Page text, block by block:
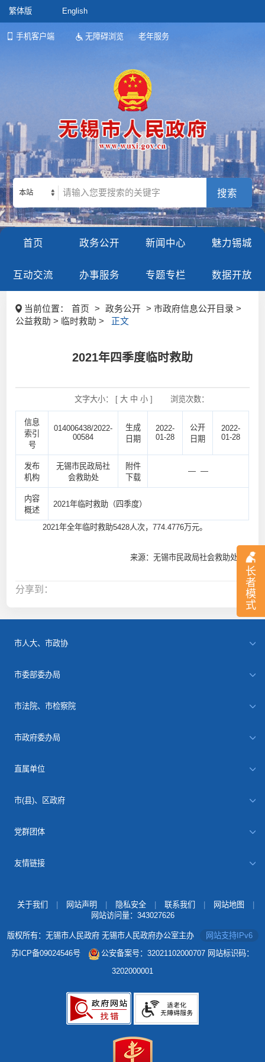
繁体版 English
手机客户端 无障碍浏览 老年服务
长
者
模
式
本站
首页 政务公开 新闻中心 魅力锡城
互动交流 办事服务 专题专栏 数据开放
当前位置： 首页 > 政务公开
> 市政府信息公开目录 >
公益救助 > 临时救助 >
正文
2021年四季度临时救助
文字大小： [ 大 中 小] 浏览次数：
信息
索引
号
014006438/2022-
00584
生成
日期
2022-
01-28
公开
日期
2022-
01-28
发布
机构
无锡市民政局社
会救助处
附件
下载
— —
内容
概述
2021年临时救助（四季度）
2021年全年临时救助5428人次，774.4776万元。
来源：无锡市民政局社会救助处
分享到：
市人大、市政协
市委部委办局
市法院、市检察院
市政府委办局
直属单位
市(县)、区政府
党群团体
友情链接
关于我们 网站声明 隐私安全 联系我们 网站地图
网站访问量： 343027626
版权所有：无锡市人民政府 无锡市人民政府办公室主办
网站支持IPv6
苏ICP备09024546号
公安备案号：32021102000707 网站标识码：
3202000001